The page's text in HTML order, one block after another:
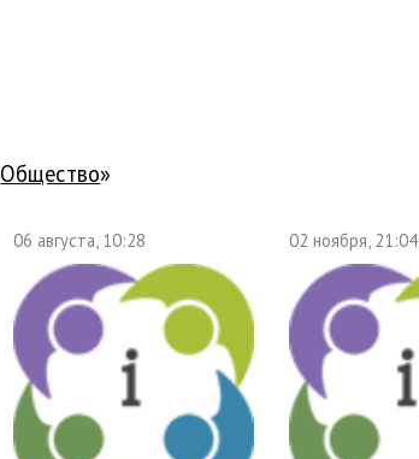
общество»
06 августа, 10:28 02 ноября, 21:04